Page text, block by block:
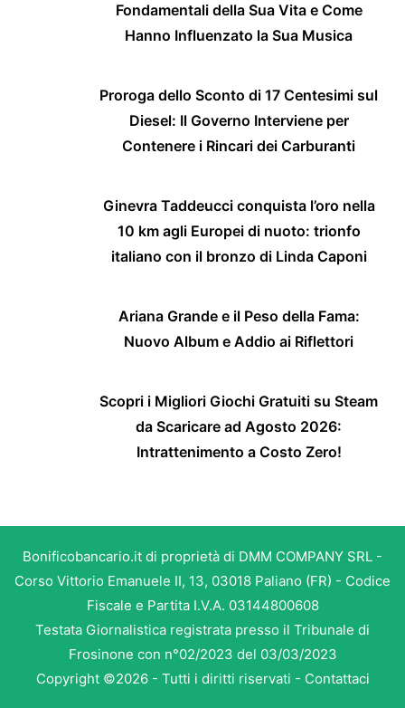
Fondamentali della Sua Vita e Come
Hanno Influenzato la Sua Musica
Proroga dello Sconto di 17 Centesimi sul
Diesel: Il Governo Interviene per
Contenere i Rincari dei Carburanti
Ginevra Taddeucci conquista l’oro nella
10 km agli Europei di nuoto: trionfo
italiano con il bronzo di Linda Caponi
Ariana Grande e il Peso della Fama:
Nuovo Album e Addio ai Riflettori
Scopri i Migliori Giochi Gratuiti su Steam
da Scaricare ad Agosto 2026:
Intrattenimento a Costo Zero!
Bonificobancario.it di proprietà di DMM COMPANY SRL -
Corso Vittorio Emanuele II, 13, 03018 Paliano (FR) - Codice
Fiscale e Partita I.V.A. 03144800608
Testata Giornalistica registrata presso il Tribunale di
Frosinone con n°02/2023 del 03/03/2023
Copyright ©2026 - Tutti i diritti riservati - Contattaci